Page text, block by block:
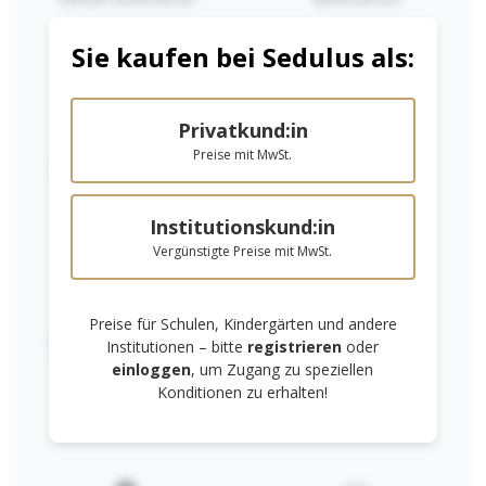
Sie kaufen bei Sedulus als:
Privatkund:in
Preise mit MwSt.
Institutionskund:in
Vergünstigte Preise mit MwSt.
Preise für Schulen, Kindergärten und andere
Institutionen – bitte registrieren oder
einloggen, um Zugang zu speziellen
Konditionen zu erhalten!
Trockenschran
In den Warenkorb
Trockenschran
k 40x55
850,01 €*
In den Warenkorb
RECHTLICHES
Links unterstreichen Gut lesbare Schrift